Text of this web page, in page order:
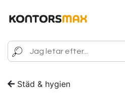
Städ & hygien